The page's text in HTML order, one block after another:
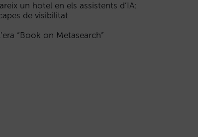
un hotel en els assistents d’IA:
de visibilitat
“Book on Metasearch”